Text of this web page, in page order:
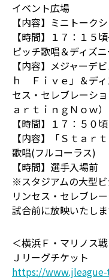
イベント広場
【内容】ミニトーク
【時間】１７：１５
ピッチ歌唱＆ディズ
【内容】メジャーデ
ｈ Ｆｉｖｅ」＆ディ
セス・セレブレーシ
ａｒｔｉｎｇＮｏｗ）
【時間】１７：５０頃
【内容】「Ｓｔａｒ
歌唱(フルコーラス)
【時間】選手入場前
※スタジアムの大型
リンセス・セレブレ
試合前に放映いたしま
＜横浜Ｆ・マリノス
Ｊリーグチケット
https://